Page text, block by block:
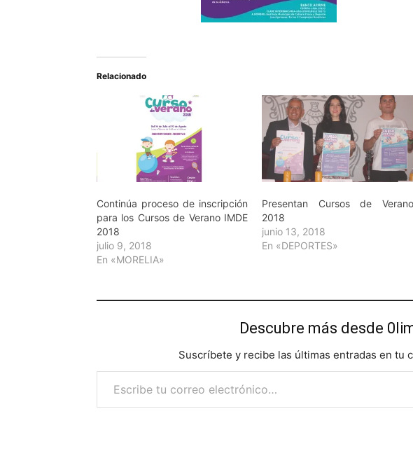
Relacionado
Continúa proceso de inscripción
para los Cursos de Verano IMDE
2018
julio 9, 2018
En «MORELIA»
Presentan Cursos de Verano
2018
junio 13, 2018
En «DEPORTES»
Descubre más desde
Suscríbete y recibe las últimas entradas en tu
Escribe tu correo electrónico…